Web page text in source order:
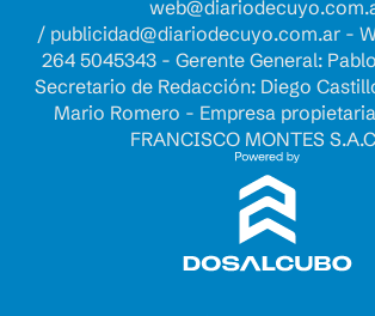
/ publicidad@diariodecuyo.com.ar-
264 5045343 - Gerente General:
Secretario de Redacción: Diego
Mario Romero - Empresa
FRANCISCO MONTES